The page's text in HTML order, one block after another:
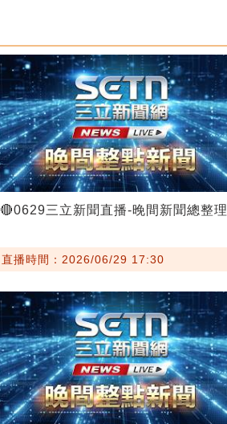
🔴0629三立新聞直播-晚間新聞總整理
直播時間：2026/06/29 17:30